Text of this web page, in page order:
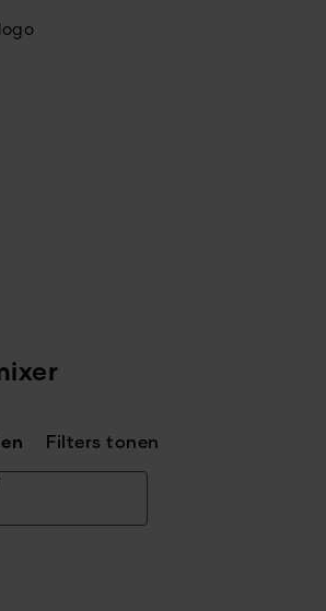
Filters tonen